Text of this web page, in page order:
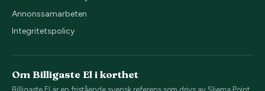
Annonssamarbeten
Integritetspolicy
Om Billigaste El i korthet